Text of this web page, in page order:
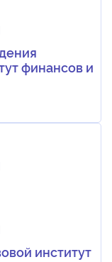
финансов и
институт